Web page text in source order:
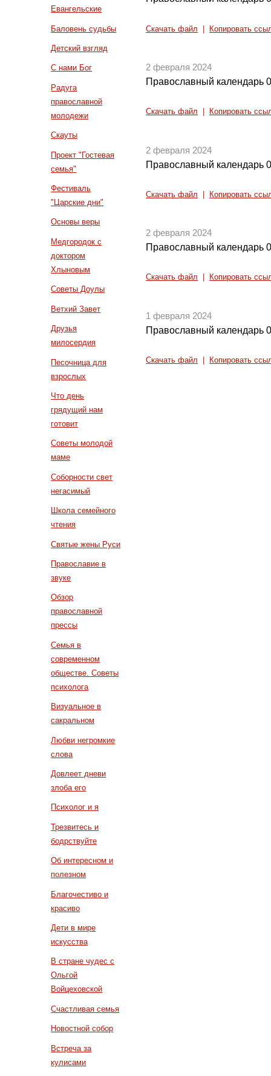
Евангельские
Баловень судьбы
Детский взгляд
С нами Бог
Радуга
православной
молодежи
Скауты
Проект "Гостевая
семья"
Фестиваль
"Царские дни"
Основы веры
Медгородок с
доктором
Хлыновым
Советы Доулы
Ветхий Завет
Друзья
милосердия
Песочница для
взрослых
Что день
грядущий нам
готовит
Советы молодой
маме
Соборности свет
негасимый
Школа семейного
чтения
Святые жены Руси
Православие в
звуке
Обзор
православной
прессы
Семья в
современном
обществе. Советы
психолога
Визуальное в
сакральном
Любви негромкие
слова
Довлеет дневи
злоба его
Психолог и я
Трезвитесь и
бодрствуйте
Об интересном и
полезном
Благочестиво и
красиво
Дети в мире
искусства
В стране чудес с
Ольгой
Войцеховской
Счастливая семья
Новостной собор
Встреча за
кулисами
Скачать файл Копировать
2 февраля 2024
Православный календарь
Скачать файл Копировать
2 февраля 2024
Православный календарь
Скачать файл Копировать
2 февраля 2024
Православный календарь
Скачать файл Копировать
1 февраля 2024
Православный календарь
Скачать файл Копировать